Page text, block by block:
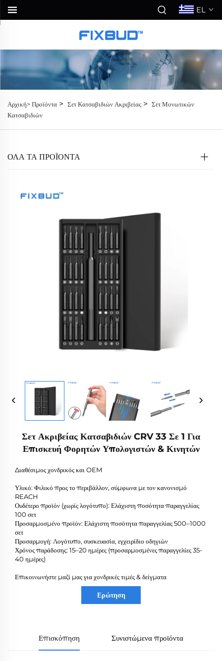
EL
Αρχική>Προϊόντα > Σετ Κατσαβιδιών Ακριβείας > Σετ Μονωτικών
Κατσαβιδιών
ΟΛΑ ΤΑ ΠΡΟΪΟΝΤΑ
Σετ Ακριβείας Κατσαβιδιών CRV 33 Σε 1 Για
Επισκευή Φορητών Υπολογιστών & Κινητών
Διαθέσιμος χονδρικός και OEM
Υλικό: Φιλικό προς το περιβάλλον, σύμφωνα με τον κανονισμό
REACH
Ουδέτερο προϊόν (χωρίς λογότυπο): Ελάχιστη ποσότητα παραγγελίας
100 σετ
Προσαρμοσμένο προϊόν: Ελάχιστη ποσότητα παραγγελίας 500–1000
σετ
Προσαρμογή: Λογότυπο, συσκευασία, εγχειρίδιο οδηγιών
Χρόνος παράδοσης: 15–20 ημέρες (προσαρμοσμένες παραγγελίες 35-
40 ημέρες)
Επικοινωνήστε μαζί μας για χονδρικές τιμές & δείγματα
Ερώτηση
Επισκόπηση Συνιστώμενα προϊόντα